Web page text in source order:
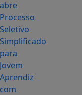
abre
Processo
Seletivo
Simplificado
para
Jovem
Aprendiz
com